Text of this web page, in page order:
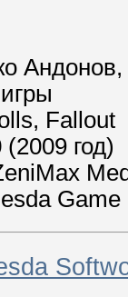
Андонов,
Fallout
год)
Game